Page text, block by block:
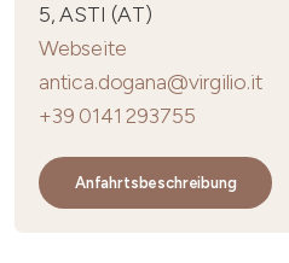
5, ASTI (AT)
Webseite
antica.dogana@virgilio.it
+39 0141 293755
Anfahrtsbeschreibung